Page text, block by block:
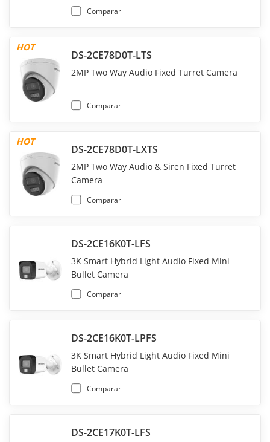
Comparar
DS-2CE78D0T-LTS
HOT
2MP Two Way Audio Fixed Turret Camera
Comparar
DS-2CE78D0T-LXTS
HOT
2MP Two Way Audio & Siren Fixed Turret
Camera
Comparar
DS-2CE16K0T-LFS
3K Smart Hybrid Light Audio Fixed Mini
Bullet Camera
Comparar
DS-2CE16K0T-LPFS
3K Smart Hybrid Light Audio Fixed Mini
Bullet Camera
Comparar
DS-2CE17K0T-LFS